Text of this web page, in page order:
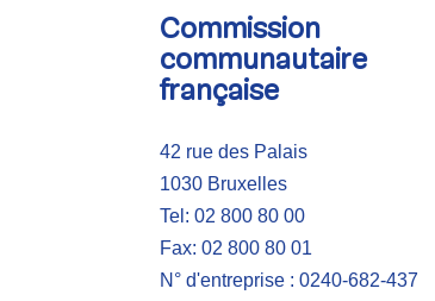
Commission
communautaire
française
42 rue des Palais
1030 Bruxelles
Tel: 02 800 80 00
Fax: 02 800 80 01
N° d'entreprise : 0240-682-437